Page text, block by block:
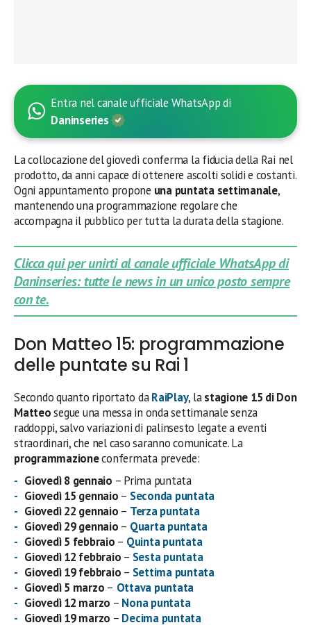
Entra nel canale ufficiale WhatsApp di
Daninseries
La collocazione del giovedì conferma la fiducia della Rai nel
prodotto, da anni capace di ottenere ascolti solidi e costanti.
Ogni appuntamento propone una puntata settimanale,
mantenendo una programmazione regolare che
accompagna il pubblico per tutta la durata della stagione.
Clicca qui per unirti al canale ufficiale WhatsApp di
Daninseries: tutte le news in un unico posto sempre
con te.
Don Matteo 15: programmazione
delle puntate su Rai 1
Secondo quanto riportato daRaiPlay, lastagione 15 di Don
Matteosegue una messa in onda settimanale senza
raddoppi, salvo variazioni di palinsesto legate a eventi
straordinari, che nel caso saranno comunicate. La
programmazioneconfermata prevede:
Giovedì 8 gennaio – Prima puntata
Giovedì 15 gennaio – Seconda puntata
Giovedì 22 gennaio – Terza puntata
Giovedì 29 gennaio – Quarta puntata
Giovedì 5 febbraio – Quinta puntata
Giovedì 12 febbraio – Sesta puntata
Giovedì 19 febbraio – Settima puntata
Giovedì 5 marzo – Ottava puntata
Giovedì 12 marzo – Nona puntata
Giovedì 19 marzo – Decima puntata